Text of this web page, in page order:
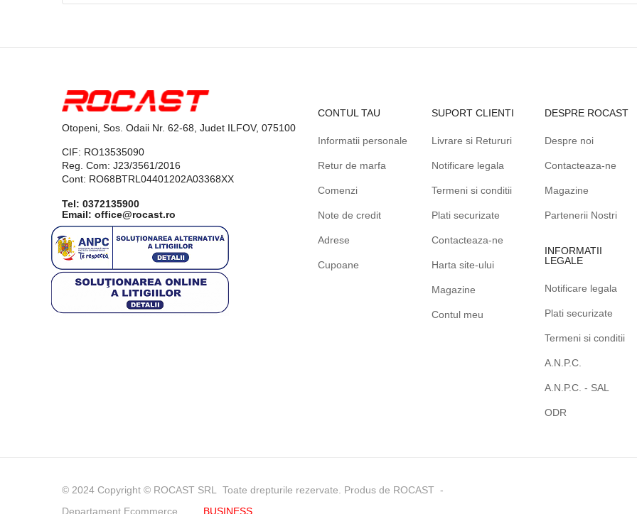
Otopeni, Sos. Odaii Nr. 62-68, Judet ILFOV, 075100
CIF: RO13535090
Reg. Com: J23/3561/2016
Cont: RO68BTRL04401202A03368XX
Tel: 0372135900
Email: office@rocast.ro
CONTUL TAU
Informatii personale
Retur de marfa
Comenzi
Note de credit
Adrese
Cupoane
SUPORT CLIENTI
Livrare si Retururi
Notificare legala
Termeni si conditii
Plati securizate
Contacteaza-ne
Harta site-ului
Magazine
Contul meu
DESPRE ROCAST
Despre noi
Contacteaza-ne
Magazine
Partenerii Nostri
INFORMATII
LEGALE
Notificare legala
Plati securizate
Termeni si conditii
A.N.P.C.
A.N.P.C. - SAL
ODR
© 2024 Copyright © ROCAST SRL Toate drepturile rezervate. Produs de ROCAST -
Departament Ecommerce BUSINESS